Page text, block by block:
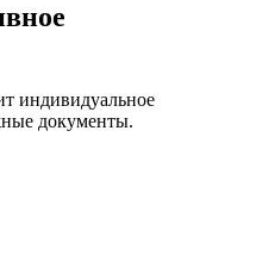
индивидуальное
документы.